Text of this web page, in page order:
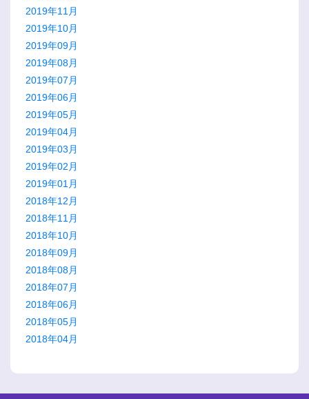
2019年11月
2019年10月
2019年09月
2019年08月
2019年07月
2019年06月
2019年05月
2019年04月
2019年03月
2019年02月
2019年01月
2018年12月
2018年11月
2018年10月
2018年09月
2018年08月
2018年07月
2018年06月
2018年05月
2018年04月